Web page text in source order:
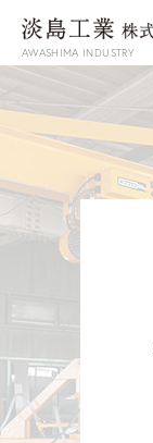
AWASHIMA INDUSTRY